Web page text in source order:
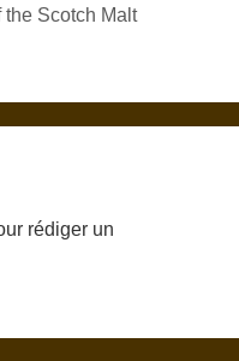
the Scotch Malt
rédiger un